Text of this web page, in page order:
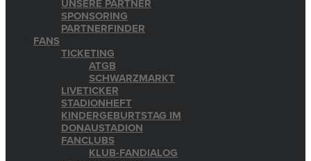
UNSERE PARTNER
SPONSORING
PARTNERFINDER
FANS
TICKETING
ATGB
SCHWARZMARKT
LIVETICKER
STADIONHEFT
KINDERGEBURTSTAG IM
DONAUSTADION
FANCLUBS
KLUB-FANDIALOG